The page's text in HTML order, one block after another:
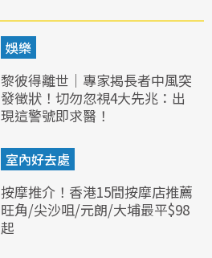
娛樂
黎彼得離世｜專家揭長者中風突
發徵狀！切勿忽視4大先兆：出
現這警號即求醫！
室內好去處
按摩推介！香港15間按摩店推薦
旺角/尖沙咀/元朗/大埔最平$98
起